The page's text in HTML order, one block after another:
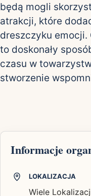
będą mogli
atrakcji, które
dreszczyku emocji.
to doskonały
czasu w
stworzenie
Informacje
LOKALIZACJA
Wiele